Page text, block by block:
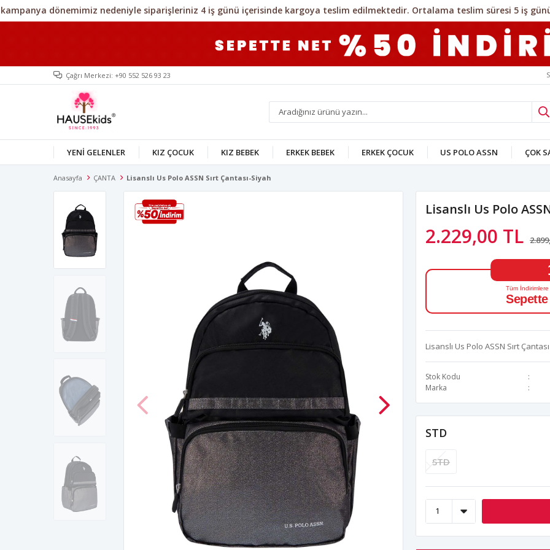
Çağrı Merkezi: +90 552 526 93 23
YENİ GELENLER KIZ ÇOCUK KIZ BEBEK ERKEK BEBEK ERKEK ÇOCUK US POLO ASSN ÇOK
Anasayfa ÇANTA Lisanslı Us Polo ASSN Sırt Çantası-Siyah
Lisanslı Us Polo
2.229,00 TL
Tüm İndirimlere
Lisanslı Us Polo ASSN Sırt Çantası
Stok Kodu
Marka
STD
STD